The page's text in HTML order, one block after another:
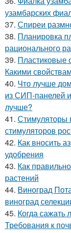
узамбарских
37. Спиреи
38. Планировка
рационального
39. Пластиковые
Какими
40. Что лучше
из СИП-панелей
лучше?
41. Стимуляторы
стимуляторов
42. Как вносить
удобрения
43. Как
растений
44. Виноград
виноград
45. Когда сажать
Требования к